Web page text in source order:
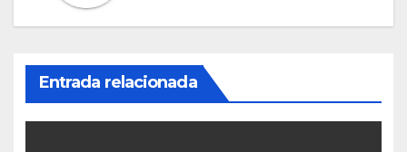
Entrada relacionada